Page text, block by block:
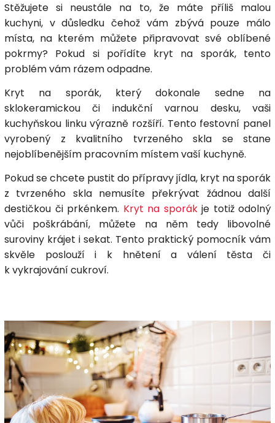
Stěžujete si neustále na to, že máte příliš malou
kuchyni, v důsledku čehož vám zbývá pouze málo
místa, na kterém můžete připravovat své oblíbené
pokrmy? Pokud si pořídíte kryt na sporák, tento
problém vám rázem odpadne.
Kryt na sporák, který dokonale sedne na
sklokeramickou či indukční varnou desku, vaši
kuchyňskou linku výrazně rozšíří. Tento festovní panel
vyrobený z kvalitního tvrzeného skla se stane
nejoblíbenějším pracovním místem vaší kuchyně.
Pokud se chcete pustit do přípravy jídla, kryt na sporák
z tvrzeného skla nemusíte překrývat žádnou další
destičkou či prkénkem. Kryt na sporákje totiž odolný
vůči poškrábání, můžete na něm tedy libovolné
suroviny krájet i sekat. Tento praktický pomocník vám
skvěle poslouží i k hnětení a válení těsta či
k vykrajování cukroví.